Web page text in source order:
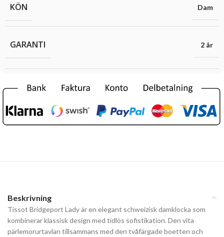
KÖN Dam
GARANTI 2 år
Beskrivning
Tissot Bridgeport Lady är en elegant schweizisk damklocka som
kombinerar klassisk design med tidlös sofistikation. Den vita
pärlemorurtavlan tillsammans med den tvåfärgade boetten och